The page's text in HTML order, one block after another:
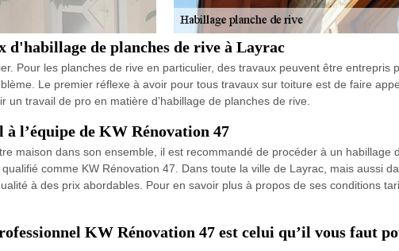
d'habillage de planches de rive à Layrac
Pour les planches de rive en particulier, des travaux peuvent être entrepris
Le premier réflexe à avoir pour tous travaux sur toiture est de faire
travail de pro en matière d’habillage de planches de rive.
l’équipe de KW Rénovation 47
maison dans son ensemble, il est recommandé de procéder à un
comme KW Rénovation 47. Dans toute la ville de Layrac, mais aussi
à des prix abordables. Pour en savoir plus à propos de ses conditions
KW Rénovation 47 est celui qu’il vous faut